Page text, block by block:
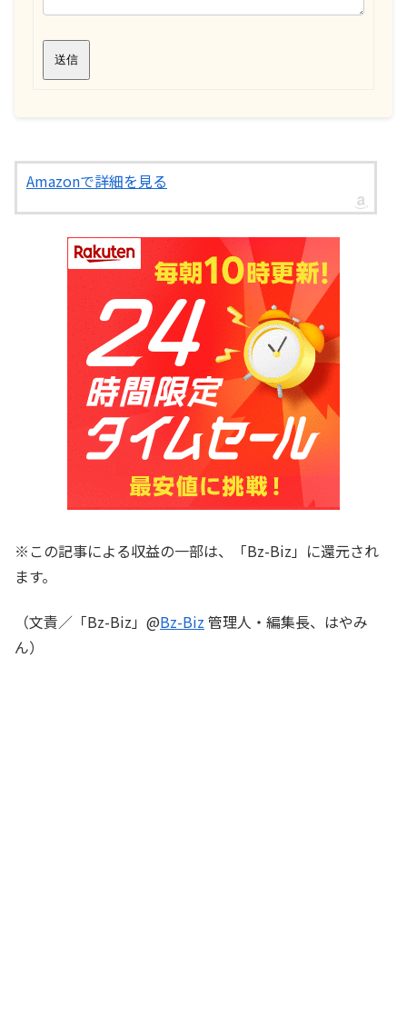
送信
Amazonで詳細を見る
※この記事による収益の一部は、「Bz-Biz」に還元され
ます。
（文責／「Bz-Biz」@Bz-Biz 管理人・編集長、はやみ
ん）